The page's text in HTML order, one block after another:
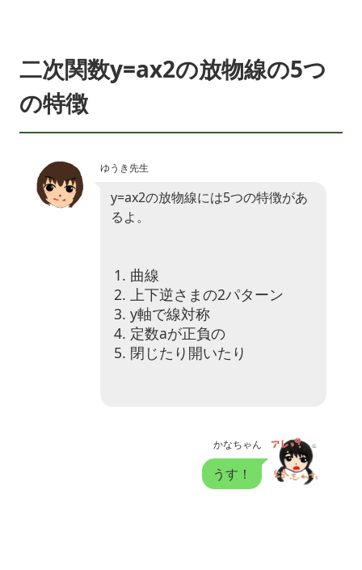
二次関数y=ax2の放物線の5つ
の特徴
ゆうき先生
y=ax2の放物線には5つの特徴があ
るよ。
曲線
上下逆さまの2パターン
y軸で線対称
定数aが正負の
閉じたり開いたり
かなちゃん
うす！